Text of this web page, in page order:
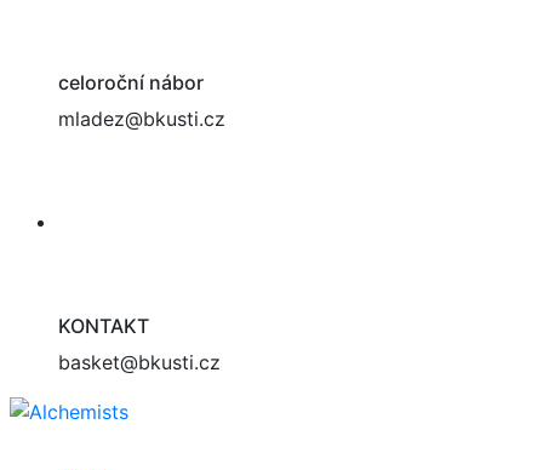
celoroční nábor
mladez@bkusti.cz
KONTAKT
basket@bkusti.cz